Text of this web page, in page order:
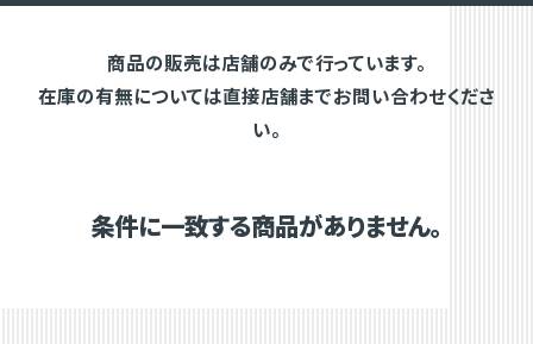
商品の販売は店舗のみで行っています。
在庫の有無については直接店舗までお問い合わせくださ
い。
条件に一致する商品がありません。